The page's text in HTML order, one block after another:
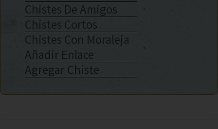
Chistes De Amigos
Chistes Cortos
Chistes Con Moraleja
Añadir Enlace
Agregar Chiste